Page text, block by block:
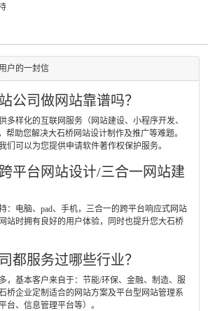
户的一封信
公司做网站靠谱吗？
多样化的互联网服务（网站建设、小程序开发、
帮助您解决大石桥网站设计制作及推广等难题。
们可以为您提供申请软件著作权保护服务。
平台网站设计/三合一网站建
：电脑、pad、手机，三合一的跨平台响应式网站
站时拥有良好的用户体验，同时也提升您大石桥
都服务过哪些行业？
，基本客户来自于：节能/环保、金融、制造、服
桥企业定制适合的网站方案及平台型网站管理系
台、信息管理平台等）。